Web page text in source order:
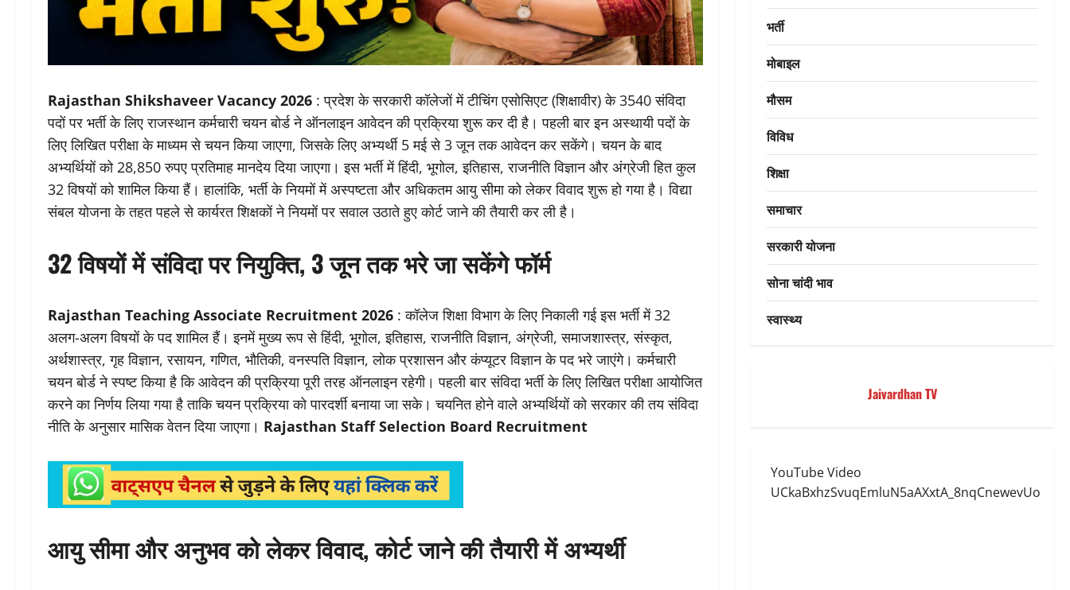
Rajasthan Shikshaveer Vacancy 2026 : प्रदेश के सरकारी कॉलेजों में टीचिंग एसोसिएट (शिक्षावीर) के 3540 संविदा
पदों पर भर्ती के लिए राजस्थान कर्मचारी चयन बोर्ड ने ऑनलाइन आवेदन की प्रक्रिया शुरू कर दी है। पहली बार इन अस्थायी पदों के
लिए लिखित परीक्षा के माध्यम से चयन किया जाएगा, जिसके लिए अभ्यर्थी 5 मई से 3 जून तक आवेदन कर सकेंगे। चयन के बाद
अभ्यर्थियों को 28,850 रुपए प्रतिमाह मानदेय दिया जाएगा। इस भर्ती में हिंदी, भूगोल, इतिहास, राजनीति विज्ञान और अंग्रेजी हित कुल
32 विषयों को शामिल किया हैं। हालांकि, भर्ती के नियमों में अस्पष्टता और अधिकतम आयु सीमा को लेकर विवाद शुरू हो गया है। विद्या
संबल योजना के तहत पहले से कार्यरत शिक्षकों ने नियमों पर सवाल उठाते हुए कोर्ट जाने की तैयारी कर ली है।
32 विषयों में संविदा पर नियुक्ति, 3 जून तक भरे जा सकेंगे फॉर्म
Rajasthan Teaching Associate Recruitment 2026 : कॉलेज शिक्षा विभाग के लिए निकाली गई इस भर्ती में 32
अलग-अलग विषयों के पद शामिल हैं। इनमें मुख्य रूप से हिंदी, भूगोल, इतिहास, राजनीति विज्ञान, अंग्रेजी, समाजशास्त्र, संस्कृत,
अर्थशास्त्र, गृह विज्ञान, रसायन, गणित, भौतिकी, वनस्पति विज्ञान, लोक प्रशासन और कंप्यूटर विज्ञान के पद भरे जाएंगे। कर्मचारी
चयन बोर्ड ने स्पष्ट किया है कि आवेदन की प्रक्रिया पूरी तरह ऑनलाइन रहेगी। पहली बार संविदा भर्ती के लिए लिखित परीक्षा आयोजित
करने का निर्णय लिया गया है ताकि चयन प्रक्रिया को पारदर्शी बनाया जा सके। चयनित होने वाले अभ्यर्थियों को सरकार की तय संविदा
नीति के अनुसार मासिक वेतन दिया जाएगा। Rajasthan Staff Selection Board Recruitment
आयु सीमा और अनुभव को लेकर विवाद, कोर्ट जाने की तैयारी में अभ्यर्थी
भर्ती
मोबाइल
मौसम
विविध
शिक्षा
समाचार
सरकारी योजना
सोना चांदी भाव
स्वास्थ्य
Jaivardhan TV
YouTube Video
UCkaBxhzSvuqEmluN5aAXxtA_8nqCnewevUo